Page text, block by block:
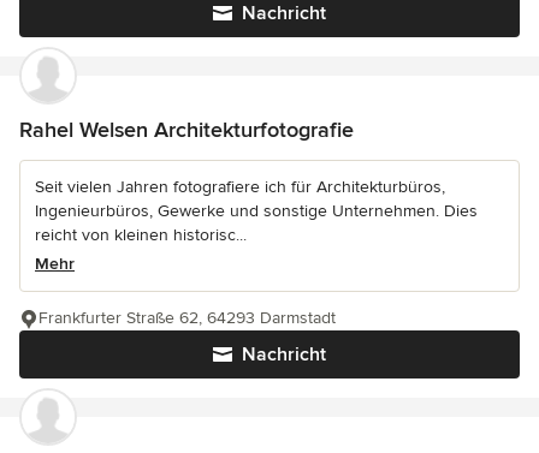
Nachricht
Rahel Welsen Architekturfotografie
Seit vielen Jahren fotografiere ich für Architekturbüros,
Ingenieurbüros, Gewerke und sonstige Unternehmen. Dies
reicht von kleinen historisc...
Mehr
Nachricht
Frankfurter Straße 62, 64293 Darmstadt